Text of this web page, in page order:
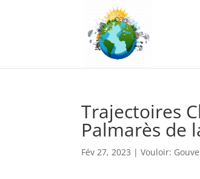
Trajectoires
Palmarès de
Fév 27, 2023 |Vouloir: